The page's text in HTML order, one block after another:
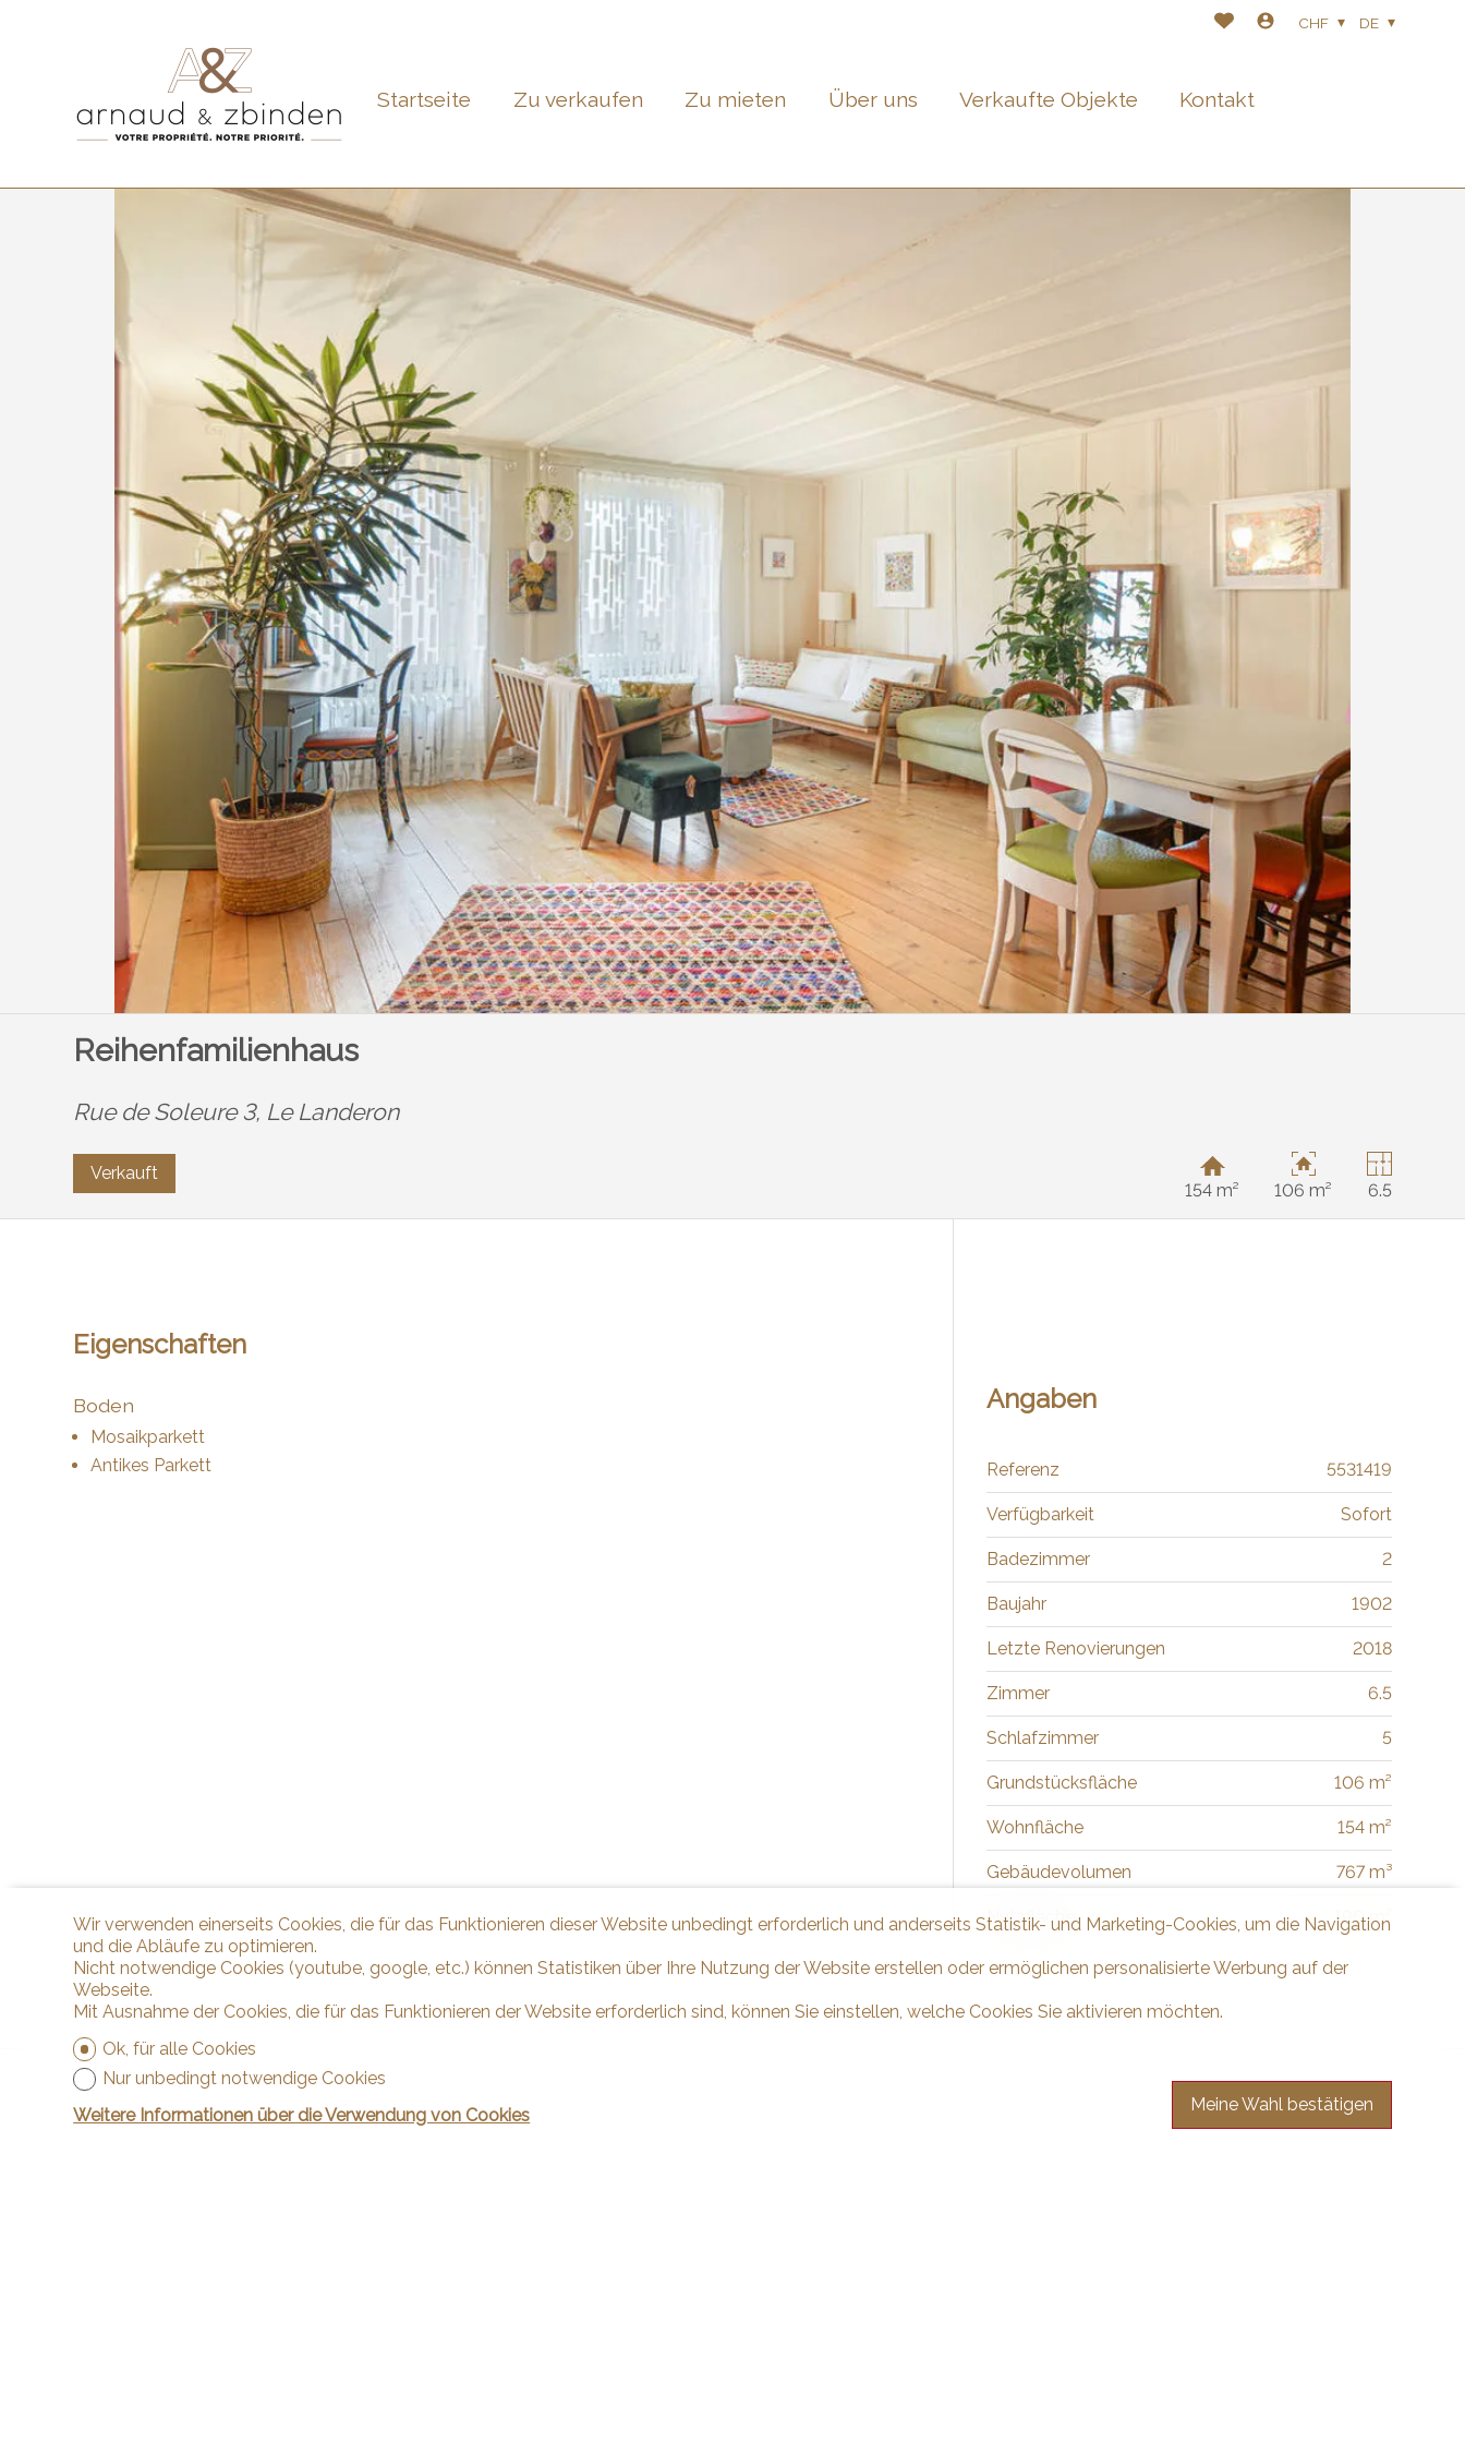
Startseite Zu verkaufen Zu mieten Über uns Verkaufte Objekte Kontakt
CHF DE
Reihenfamilienhaus
Rue de Soleure 3, Le Landeron
Verkauft
154 m²
106 m² 6.5
Eigenschaften
Boden
Mosaikparkett
Antikes Parkett
Angaben
Referenz 5531419
Verfügbarkeit Sofort
Badezimmer 2
Baujahr 1902
Letzte Renovierungen 2018
Zimmer 6.5
Schlafzimmer 5
Grundstücksfläche 106 m²
Wohnfläche 154 m²
Gebäudevolumen 767 m³
Nutzfläche 190 m²
Wir verwenden einerseits Cookies, die für das Funktionieren dieser Website unbedingt erforderlich und anderseits Statistik- und Marketing-Cookies, um die Navigation
und die Abläufe zu optimieren.
Nicht notwendige Cookies (youtube, google, etc.) können Statistiken über Ihre Nutzung der Website erstellen oder ermöglichen personalisierte Werbung auf der
Webseite.
Mit Ausnahme der Cookies, die für das Funktionieren der Website erforderlich sind, können Sie einstellen, welche Cookies Sie aktivieren möchten.
Ok, für alle Cookies
Nur unbedingt notwendige Cookies
Weitere Informationen über die Verwendung von Cookies
Meine Wahl bestätigen